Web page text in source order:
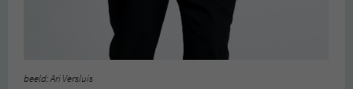
beeld: Ari Versluis